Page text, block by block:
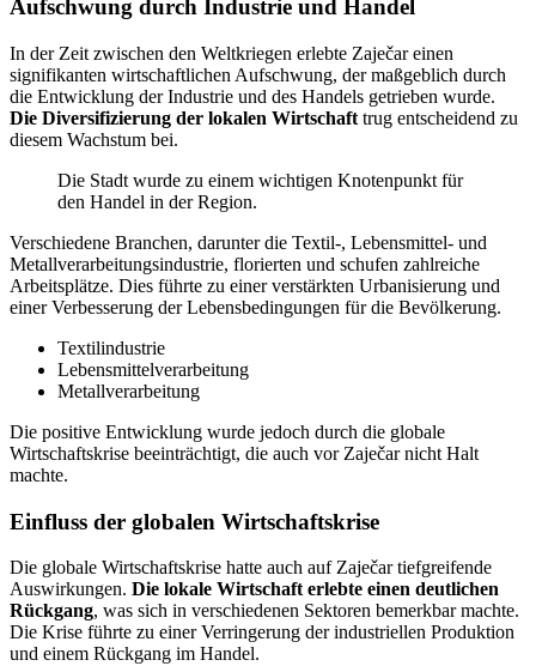
Aufschwung durch Industrie und Handel
In der Zeit zwischen den Weltkriegen erlebte Zaječar einen
signifikanten wirtschaftlichen Aufschwung, der maßgeblich durch
die Entwicklung der Industrie und des Handels getrieben wurde.
Die Diversifizierung der lokalen Wirtschaft trug entscheidend zu
diesem Wachstum bei.
Die Stadt wurde zu einem wichtigen Knotenpunkt für
den Handel in der Region.
Verschiedene Branchen, darunter die Textil-, Lebensmittel- und
Metallverarbeitungsindustrie, florierten und schufen zahlreiche
Arbeitsplätze. Dies führte zu einer verstärkten Urbanisierung und
einer Verbesserung der Lebensbedingungen für die Bevölkerung.
Textilindustrie
Lebensmittelverarbeitung
Metallverarbeitung
Die positive Entwicklung wurde jedoch durch die globale
Wirtschaftskrise beeinträchtigt, die auch vor Zaječar nicht Halt
machte.
Einfluss der globalen Wirtschaftskrise
Die globale Wirtschaftskrise hatte auch auf Zaječar tiefgreifende
Auswirkungen. Die lokale Wirtschaft erlebte einen deutlichen
Rückgang, was sich in verschiedenen Sektoren bemerkbar machte.
Die Krise führte zu einer Verringerung der industriellen Produktion
und einem Rückgang im Handel.